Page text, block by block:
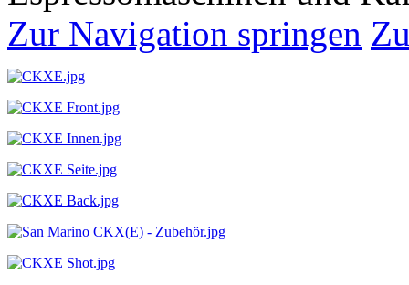
Zur Navigation springen